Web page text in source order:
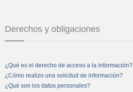
Derechos y obligaciones
¿Qué es el derecho de acceso a la información?
¿Cómo realizo una solicitud de información?
¿Qué son los datos personales?